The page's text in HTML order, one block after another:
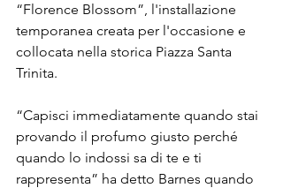
“Florence Blossom”, l'installazione
temporanea creata per l'occasione e
collocata nella storica Piazza Santa
Trinita.
“Capisci immediatamente quando stai
provando il profumo giusto perché
quando lo indossi sa di te e ti
rappresenta” ha detto Barnes quando